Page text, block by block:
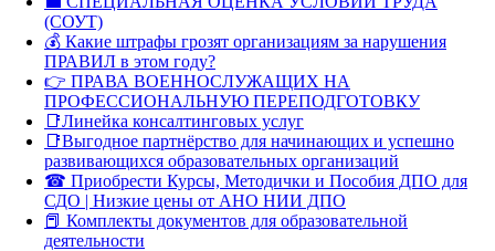
(СОУТ)
💰 Какие штрафы грозят организациям за нарушения
ПРАВИЛ в этом году?
👉 ПРАВА ВОЕННОСЛУЖАЩИХ НА
ПРОФЕССИОНАЛЬНУЮ ПЕРЕПОДГОТОВКУ
📑Линейка консалтинговых услуг
📑Выгодное партнёрство для начинающих и успешно
развивающихся образовательных организаций
☎ Приобрести Курсы, Методички и Пособия ДПО для
СДО | Низкие цены от АНО НИИ ДПО
📕 Комплекты документов для образовательной
деятельности